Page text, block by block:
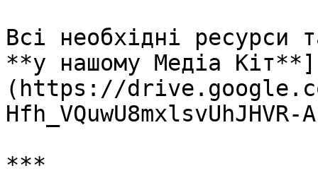
Всі необхідні ресурси
**у нашому Медіа Кіт**]
(https://
***